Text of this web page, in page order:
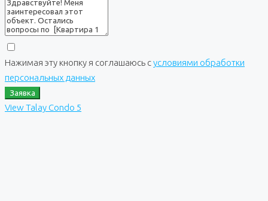
Нажимая эту кнопку я соглашаюсь сусловиями обработки
персональных данных
Заявка
View Talay Condo 5